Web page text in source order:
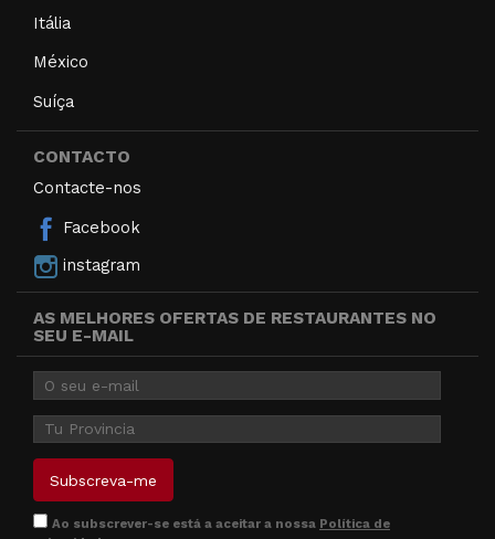
Itália
México
Suíça
CONTACTO
Contacte-nos
Facebook
instagram
AS MELHORES OFERTAS DE RESTAURANTES NO
SEU E-MAIL
Ao subscrever-se está a aceitar a nossa Política de